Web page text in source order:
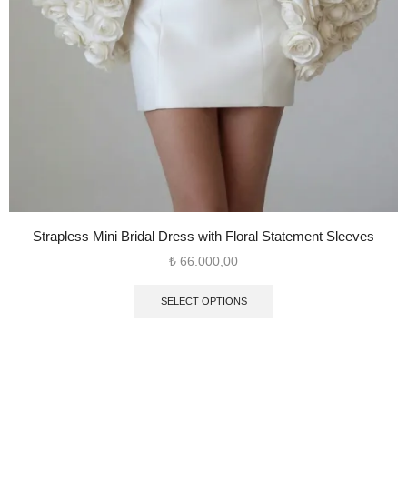
Strapless Mini Bridal Dress with Floral Statement Sleeves
₺ 66.000,00
SELECT OPTIONS